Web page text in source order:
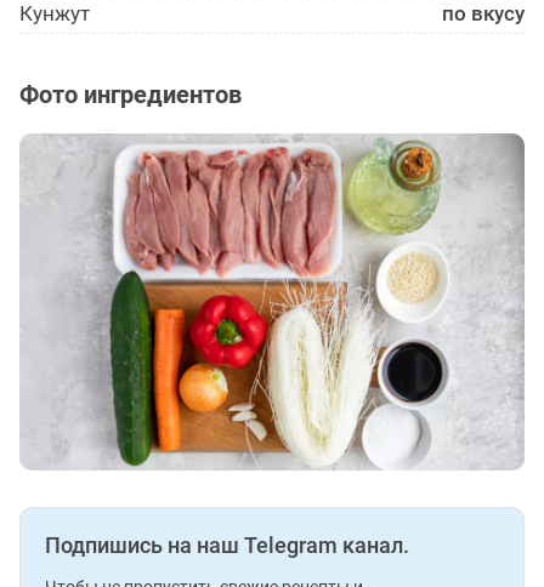
Кунжут
по вкусу
Фото ингредиентов
Подпишись на наш Telegram канал.